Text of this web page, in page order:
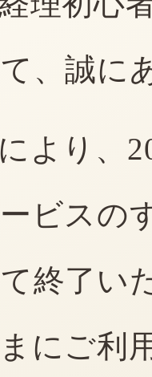
、誠に
より、
ビスの
終了い
にご利